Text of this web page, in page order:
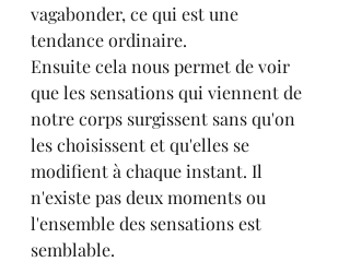
vagabonder, ce qui est une
tendance ordinaire.
Ensuite cela nous permet de voir
que les sensations qui viennent de
notre corps surgissent sans qu'on
les choisissent et qu'elles se
modifient à chaque instant. Il
n'existe pas deux moments ou
l'ensemble des sensations est
semblable.